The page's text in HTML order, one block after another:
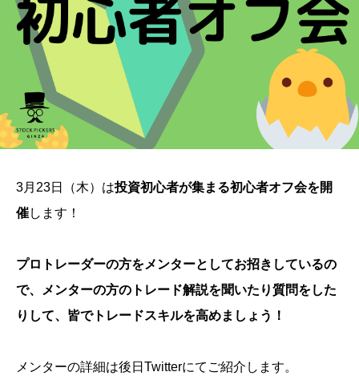
3月23日（木）は投資初心者が集まる初心者オフ会を開
催します！
プロトレーダーの方をメンターとしてお招きしているの
で、メンターの方のトレード解説を聞いたり質問をした
りして、皆でトレードスキルを高めましょう！
メンターの詳細は後日Twitterにてご紹介します。